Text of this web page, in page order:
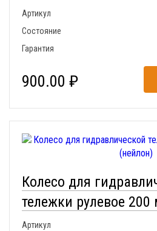
Артикул
Состояние
Гарантия
900.00 ₽
Колесо для
тележки рулевое
Артикул